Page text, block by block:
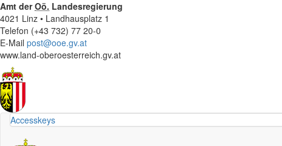
Amt derOö. Landesregierung
4021 Linz • Landhausplatz 1
Telefon (+43 732) 77 20-0
E-Mail post@ooe.gv.at
www.land-oberoesterreich.gv.at
Accesskeys